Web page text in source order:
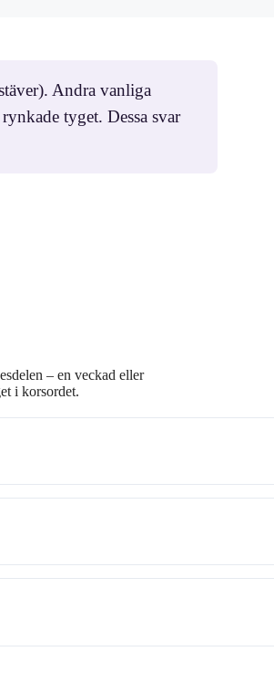
Andra vanliga
tyget. Dessa svar
– en veckad eller
i korsordet.